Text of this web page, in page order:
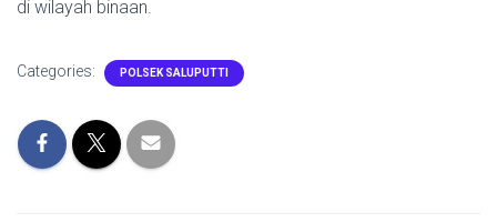
di wilayah binaan.
Categories: POLSEK SALUPUTTI